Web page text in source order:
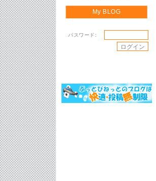
My BLOG
パスワード: